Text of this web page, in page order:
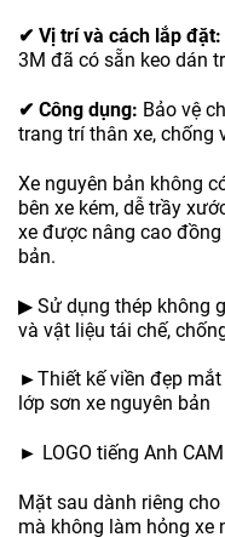
✔ Vị trí và cách lắp đặt:
3M đã có sẵn keo dán
✔ Công dụng: Bảo vệ
trang trí thân xe, chống
Xe nguyên bản không
bên xe kém, dễ trầy
xe được nâng cao
bản.
▶ Sử dụng thép không
và vật liệu tái chế,
►Thiết kế viền đẹp
lớp sơn xe nguyên bản
► LOGO tiếng Anh
Mặt sau dành riêng
mà không làm hỏng xe